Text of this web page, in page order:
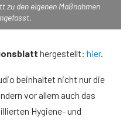
zu den eigenen Maßnahmen
hergestellt: hier.
beinhaltet nicht nur die
vor allem auch das
Hygiene- und